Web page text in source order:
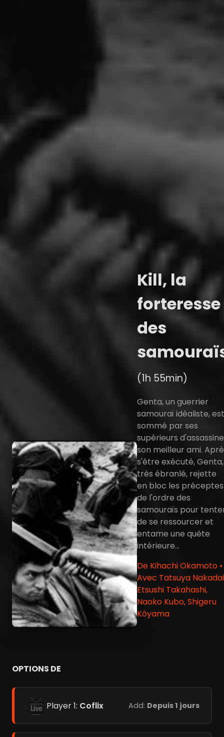
Kill, la
forteresse
des
(1h 55min)
Genta, un guerrier
samouraï idéaliste, est
sommé par ses
supérieurs
son meilleur ami.
s'être exécuté, Genta,
très ébranlé, rejette
en bloc les préceptes
de l'ordre des
samouraïs pour
de se ressourcer et
entame une quête
intérieure...
De Kihachi Okamoto •
Avec Tatsuya
Etsushi Takahashi,
Naoko Kubo, Shigeru
Kôyama
OPTIONS DE
Player 1: Coflix Add: Depuis 1 jours